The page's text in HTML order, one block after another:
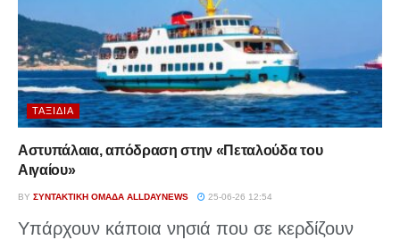
ΤΑΞΊΔΙΑ
Αστυπάλαια, απόδραση στην «Πεταλούδα του
Αιγαίου»
BY ΣΥΝΤΑΚΤΙΚΉ ΟΜΆΔΑ ALLDAYNEWS 25-06-26 12:54
Υπάρχουν κάποια νησιά που σε κερδίζουν